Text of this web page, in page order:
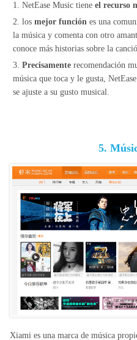
1. NetEase Music tiene el recurso
2. los mejor función es una
la música y comenta con otro
conoce más historias sobre la
3. Precisamente recomendación
música que toca y le gusta,
se ajuste a su gusto musical.
5.
Xiami es una marca de música